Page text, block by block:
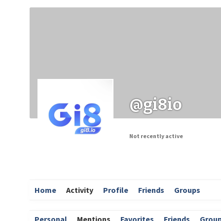
Заходи
@gi8io
Not recently active
Home Activity Profile Friends Groups
Personal Mentions Favorites Friends